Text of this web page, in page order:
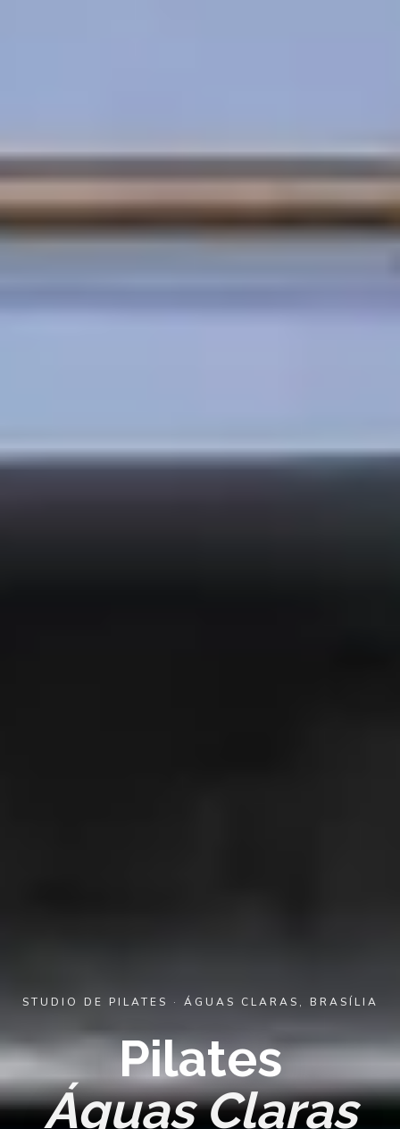
STUDIO DE PILATES · ÁGUAS CLARAS, BRASÍLIA
Pilates
Águas Claras